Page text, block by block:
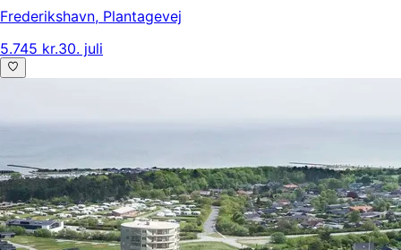
Frederikshavn, Plantagevej
5.745 kr.30. juli